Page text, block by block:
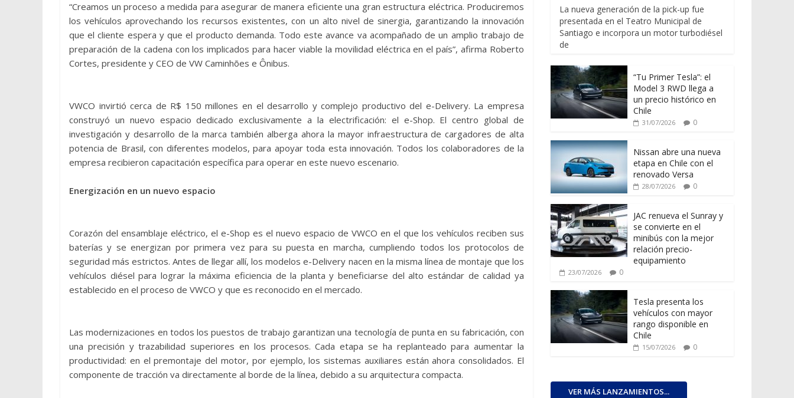
“Creamos un proceso a medida para asegurar de manera eficiente una gran estructura eléctrica. Produciremos
los vehículos aprovechando los recursos existentes, con un alto nivel de sinergia, garantizando la innovación
que el cliente espera y que el producto demanda. Todo este avance va acompañado de un amplio trabajo de
preparación de la cadena con los implicados para hacer viable la movilidad eléctrica en el país”, afirma Roberto
Cortes, presidente y CEO de VW Caminhões e Ônibus.
VWCO invirtió cerca de R$ 150 millones en el desarrollo y complejo productivo del e-Delivery. La empresa
construyó un nuevo espacio dedicado exclusivamente a la electrificación: el e-Shop. El centro global de
investigación y desarrollo de la marca también alberga ahora la mayor infraestructura de cargadores de alta
potencia de Brasil, con diferentes modelos, para apoyar toda esta innovación. Todos los colaboradores de la
empresa recibieron capacitación específica para operar en este nuevo escenario.
Energización en un nuevo espacio
Corazón del ensamblaje eléctrico, el e-Shop es el nuevo espacio de VWCO en el que los vehículos reciben sus
baterías y se energizan por primera vez para su puesta en marcha, cumpliendo todos los protocolos de
seguridad más estrictos. Antes de llegar allí, los modelos e-Delivery nacen en la misma línea de montaje que los
vehículos diésel para lograr la máxima eficiencia de la planta y beneficiarse del alto estándar de calidad ya
establecido en el proceso de VWCO y que es reconocido en el mercado.
Las modernizaciones en todos los puestos de trabajo garantizan una tecnología de punta en su fabricación, con
una precisión y trazabilidad superiores en los procesos. Cada etapa se ha replanteado para aumentar la
productividad: en el premontaje del motor, por ejemplo, los sistemas auxiliares están ahora consolidados. El
componente de tracción va directamente al borde de la línea, debido a su arquitectura compacta.
La nueva generación de la pick-up fue
presentada en el Teatro Municipal de
Santiago e incorpora un motor turbodiésel
de
“Tu Primer Tesla”: el
Model 3 RWD llega a
un precio histórico en
Chile
31/07/2026 0
Nissan abre una nueva
etapa en Chile con el
renovado Versa
28/07/2026 0
JAC renueva el Sunray y
se convierte en el
minibús con la mejor
relación precio-
equipamiento
23/07/2026 0
Tesla presenta los
vehículos con mayor
rango disponible en
Chile
15/07/2026 0
VER MÁS LANZAMIENTOS...